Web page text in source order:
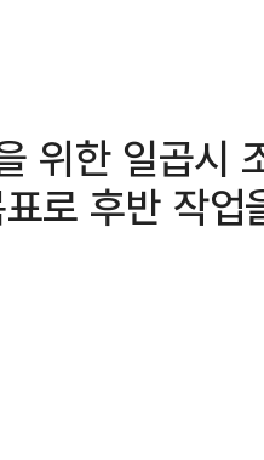
위한 일곱시
로 후반 작업